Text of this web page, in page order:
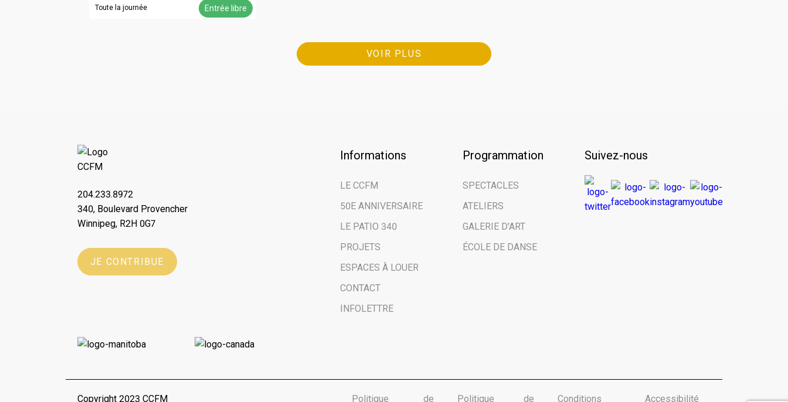
Toute la journée Entrée libre
VOIR PLUS
204.233.8972
340, Boulevard Provencher
Winnipeg, R2H 0G7
JE CONTRIBUE
Informations
LE CCFM
50E ANNIVERSAIRE
LE PATIO 340
PROJETS
ESPACES À LOUER
CONTACT
INFOLETTRE
Programmation
SPECTACLES
ATELIERS
GALERIE D'ART
ÉCOLE DE DANSE
Suivez-nous
Copyright 2023 CCFM Politique de Politique de Conditions Accessibilité